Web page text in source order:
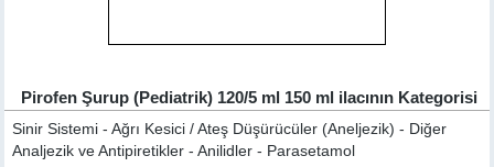
Pirofen Şurup (Pediatrik) 120/5 ml 150 ml ilacının Kategorisi
Sinir Sistemi - Ağrı Kesici / Ateş Düşürücüler (Aneljezik) - Diğer
Analjezik ve Antipiretikler - Anilidler - Parasetamol